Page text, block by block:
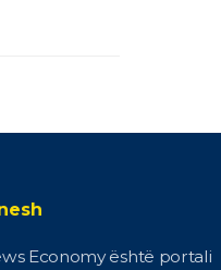
Economy është portali